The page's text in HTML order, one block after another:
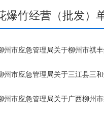
爆竹经营（批发）
州市应急管理局关于柳州市祺
州市应急管理局关于三江县三
州市应急管理局关于广西柳州